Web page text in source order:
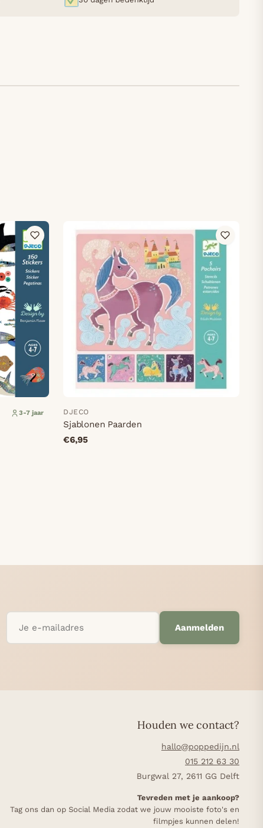
3-7 jaar DJECO
Sjablonen Paarden
€6,95
Aanmelden
Houden we contact?
hallo@poppedijn.nl
015 212 63 30
Burgwal 27, 2611 GG Delft
Tevreden met je aankoop?
Tag ons dan op Social Media zodat we jouw mooiste foto's en
filmpjes kunnen delen!